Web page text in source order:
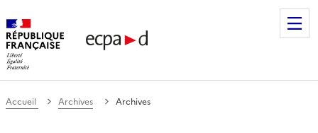
de communication et de production
Accueil Archives Archives